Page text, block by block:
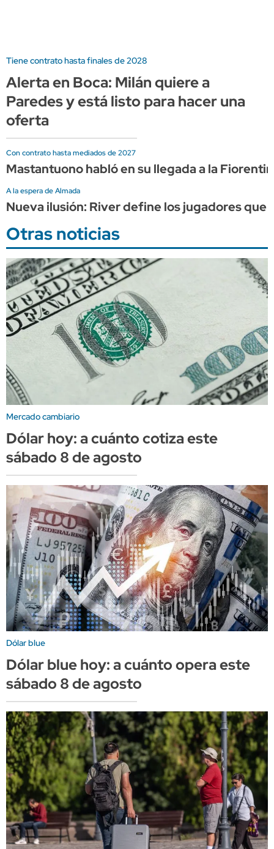
Tiene contrato hasta finales de 2028
Alerta en Boca: Milán quiere a
Paredes y está listo para hacer una
oferta
Con contrato hasta mediados de 2027
Mastantuono habló en su llegada a la
A la espera de Almada
Nueva ilusión: River define los jugadores que
Otras noticias
Mercado cambiario
Dólar hoy: a cuánto cotiza este
sábado 8 de agosto
Dólar blue
Dólar blue hoy: a cuánto opera este
sábado 8 de agosto